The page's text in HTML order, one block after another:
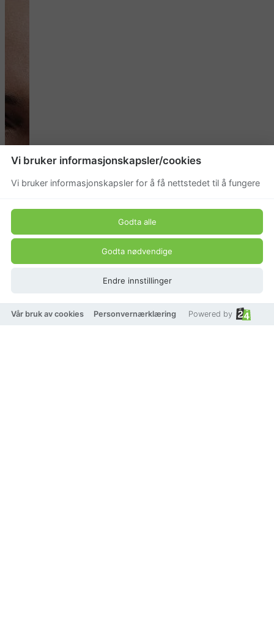
Vi bruker informasjonskapsler/cookies
Vi bruker informasjonskapsler for å få nettstedet til å fungere
Godta alle
Godta nødvendige
Endre innstillinger
Vår bruk av cookies Personvernærklæring Powered by